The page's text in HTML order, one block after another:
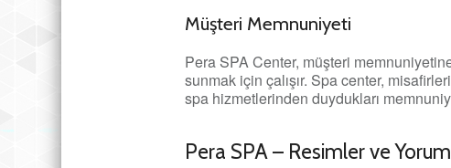
Müşteri Memnuniyeti
Pera SPA Center, müşteri
sunmak için çalışır. Spa center,
spa hizmetlerinden duydukları
Pera SPA – Resimler ve